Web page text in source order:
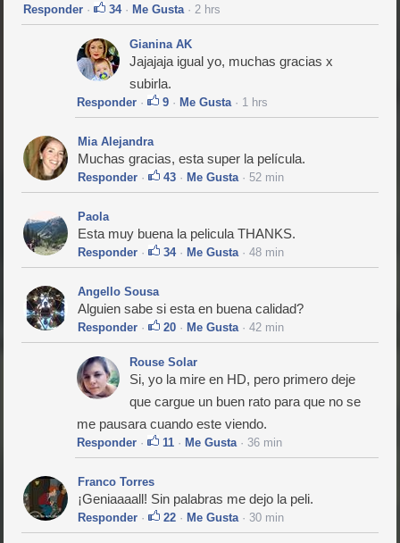
Responder · 34· Me Gusta· 2 hrs
Gianina AK
Jajajaja igual yo, muchas gracias x
subirla.
Responder · 9 · Me Gusta· 1 hrs
Mia Alejandra
Muchas gracias, esta super la película.
Responder · 43 · Me Gusta· 52 min
Paola
Esta muy buena la pelicula THANKS.
Responder · 34· Me Gusta· 48 min
Angello Sousa
Alguien sabe si esta en buena calidad?
Responder · 20 · Me Gusta· 42 min
Rouse Solar
Si, yo la mire en HD, pero primero deje
que cargue un buen rato para que no se
me pausara cuando este viendo.
Responder · 11 · Me Gusta· 36 min
Franco Torres
¡Geniaaaall! Sin palabras me dejo la peli.
Responder · 22 · Me Gusta· 30 min